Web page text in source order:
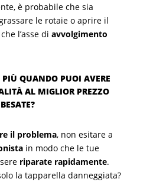
è probabile che sia
le rotaie o aprire il
l’asse di avvolgimento
PIÙ QUANDO PUOI AVERE
AL MIGLIOR PREZZO
il problema, non esitare a
in modo che le tue
riparate rapidamente.
la tapparella danneggiata?